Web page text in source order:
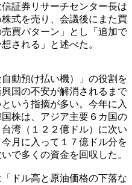
証券リサーチセンター長は
式を売り、会議後にまた買
買パターン」とし「追加で
される」と述べた。
動預け払い機）」の役割を
国の不安が解消されるまで
いう指摘が多い。今年に入
株は、アジア主要６カ国の
湾（１２２億ドル）に次い
月に入って１７億ドル分を
で多くの資金を回収した。
ドル高と原油価格の下落な